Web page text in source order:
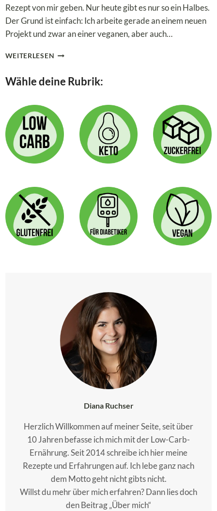
Rezept von mir geben. Nur heute gibt es nur so ein Halbes.
Der Grund ist einfach: Ich arbeite gerade an einem neuen
Projekt und zwar an einer veganen, aber auch…
WEITERLESEN LOW
VEGAN:
HOCHZEITSTORTE
UND
CUPCAKES
Wähle deine Rubrik:
Diana Ruchser
Herzlich Willkommen auf meiner Seite, seit über
10 Jahren befasse ich mich mit der Low-Carb-
Ernährung. Seit 2014 schreibe ich hier meine
Rezepte und Erfahrungen auf. Ich lebe ganz nach
dem Motto geht nicht gibts nicht.
Willst du mehr über mich erfahren? Dann lies doch
den Beitrag „Über mich“